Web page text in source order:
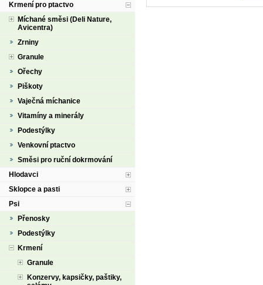
Krmení pro ptactvo
Míchané směsi (Deli Nature,
Avicentra)
Zrniny
Granule
Ořechy
Piškoty
Vaječná míchanice
Vitamíny a minerály
Podestýlky
Venkovní ptactvo
Směsi pro ruční dokrmování
Hlodavci
Sklopce a pasti
Psi
Přenosky
Podestýlky
Krmení
Granule
Konzervy, kapsičky, paštiky,